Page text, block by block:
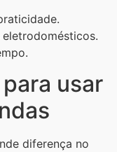
usar
diferença no